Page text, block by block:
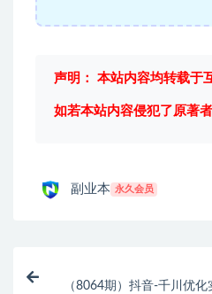
声明： 本站内容均转载于
如若本站内容侵犯了原著
副业本 永久会员
（8064期）抖音-千川优